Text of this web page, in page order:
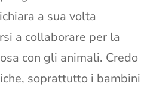
a sua volta
a collaborare per la
con gli animali. Credo
soprattutto i bambini